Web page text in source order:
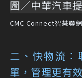
CMC Connect智慧聯
二、快物流：
單，管理更有